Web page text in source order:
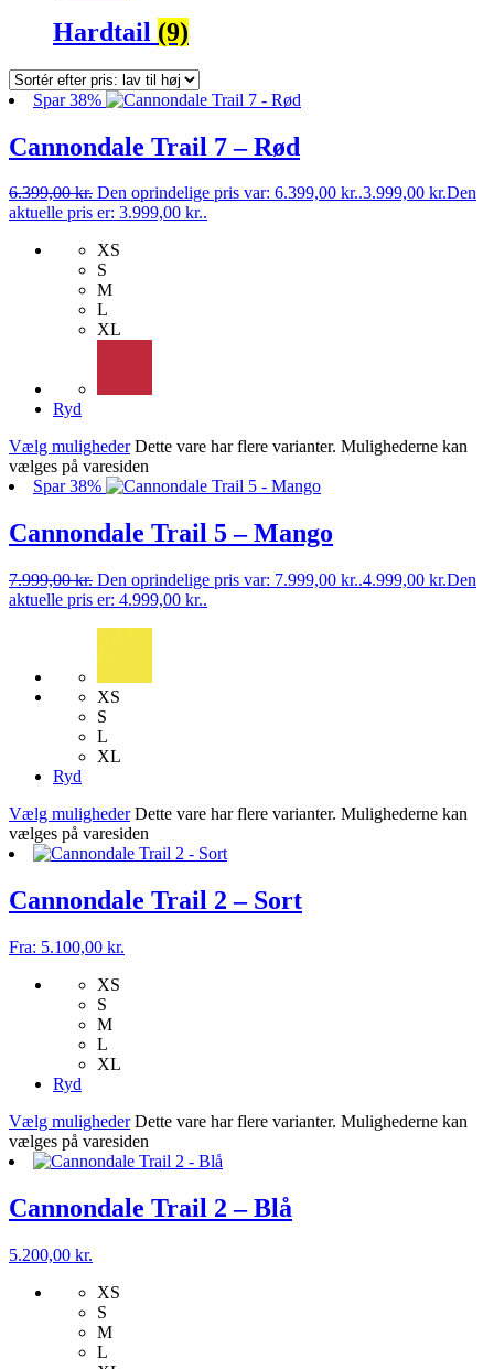
Hardtail (9)
Spar 38%
Cannondale Trail 7 – Rød
6.399,00kr. Den oprindelige pris var: 6.399,00 kr..3.999,00 kr.Den
aktuelle pris er: 3.999,00 kr..
XS
S
M
L
XL
Ryd
Vælg muligheder Dette vare har flere varianter. Mulighederne kan
vælges på varesiden
Spar 38%
Cannondale Trail 5 – Mango
7.999,00kr. Den oprindelige pris var: 7.999,00 kr..4.999,00 kr.Den
aktuelle pris er: 4.999,00 kr..
XS
S
L
XL
Ryd
Vælg muligheder Dette vare har flere varianter. Mulighederne kan
vælges på varesiden
Cannondale Trail 2 – Sort
Fra: 5.100,00 kr.
XS
S
M
L
XL
Ryd
Vælg muligheder Dette vare har flere varianter. Mulighederne kan
vælges på varesiden
Cannondale Trail 2 – Blå
5.200,00 kr.
XS
S
M
L